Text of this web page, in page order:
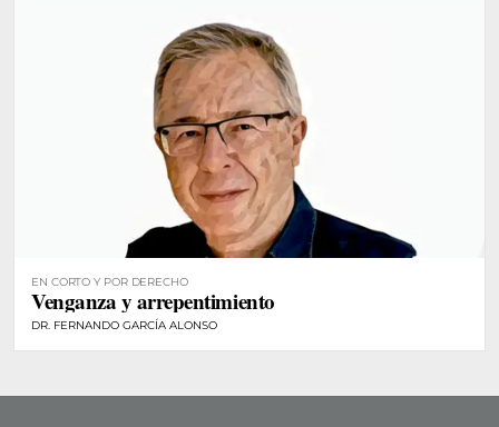
EN CORTO Y POR DERECHO
Venganza y arrepentimiento
DR. FERNANDO GARCÍA ALONSO